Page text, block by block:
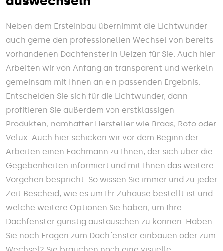
Neben dem Ersteinbau übernimmt die Lichtwunder
auch gerne den professionellen Wechsel von bereits
vorhandenen Dachfenster in Uelzen für Sie. Auch hier
Arbeiten wir von Anfang an transparent und werkeln
gemeinsam mit Ihnen an ein passenden Ergebnis.
Entscheiden Sie sich für die Lichtwunder, dann
profitieren Sie außerdem von erstklassigen
Produkten, namhafter Hersteller wie Braas, Roto oder
Velux. Auch hier schicken wir vor dem Beginn der
Arbeiten einen Fachmann zu Ihnen, der sich über die
Gegebenheiten informiert und mit Ihnen das weitere
Vorgehen bespricht. So wissen Sie immer und zu jeder
Zeit Bescheid, wie es um Ihr Zuhause bestellt ist und
welche weitere Optionen Sie haben, um Ihre
Dachfenster günstig austauschen zu können. Haben
Sie noch Fragen zum Dachfenster einbauen oder zum
Wechsel? Sie brauchen noch eine visuelle